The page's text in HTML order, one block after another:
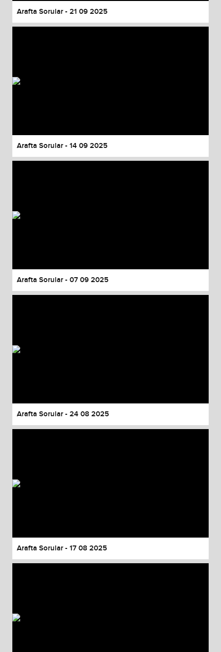
Arafta Sorular - 21 09 2025
Arafta Sorular - 14 09 2025
Arafta Sorular - 07 09 2025
Arafta Sorular - 24 08 2025
Arafta Sorular - 17 08 2025